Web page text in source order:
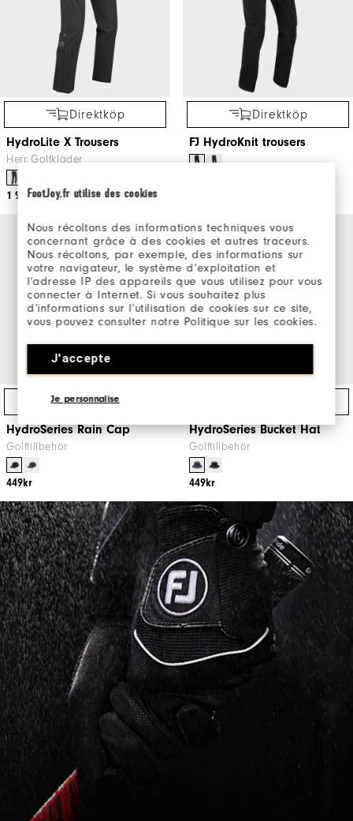
FootJoy.fr utilise des cookies
Nous récoltons des informations techniques vous
concernant grâce à des cookies et autres traceurs.
Nous récoltons, par exemple, des informations sur
votre navigateur, le système d’exploitation et
l’adresse IP des appareils que vous utilisez pour vous
connecter à Internet. Si vous souhaitez plus
d’informations sur l’utilisation de cookies sur ce site,
vous pouvez consulter notre Politique sur les cookies.
J'accepte
Je personnalise
Direktköp
HydroLite X Trousers
Herr Golfkläder
1 999kr
Direktköp
FJ HydroKnit trousers
Direktköp
HydroSeries Rain Cap
Golftillbehör
449kr
HydroSeries Bucket Hat
Golftillbehör
449kr